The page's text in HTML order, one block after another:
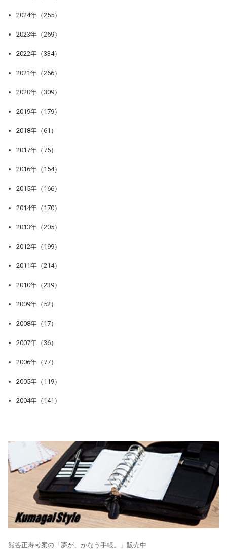
2024年（255）
2023年（269）
2022年（334）
2021年（266）
2020年（309）
2019年（179）
2018年（61）
2017年（75）
2016年（154）
2015年（166）
2014年（170）
2013年（205）
2012年（199）
2011年（214）
2010年（239）
2009年（52）
2008年（17）
2007年（36）
2006年（77）
2005年（119）
2004年（141）
熊谷正寿考案の「夢が、かなう手帳。」販売中